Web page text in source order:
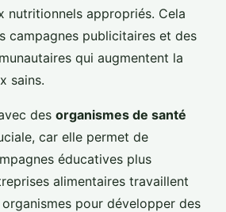
nutritionnels appropriés. Cela
campagnes publicitaires et des
qui augmentent la
sains.
des organismes de santé
car elle permet de
éducatives plus
alimentaires travaillent
pour développer des